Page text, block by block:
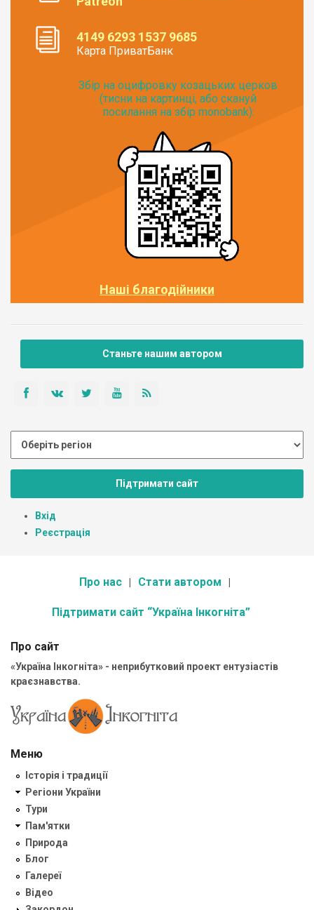
4149 6293 1537 9685
Карта ПриватБанк
Збір на оцифровку козацьких церков
(тисни на картинці, або скануй
посилання на збір monobank):
Наші благодійники
Станьте нашим автором
Підтримати сайт
Вхід
Реєстрація
Про нас Стати автором
Підтримати сайт “Україна Інкогніта”
Про сайт
«Україна Інкогніта» - неприбутковий проект ентузіастів
краєзнавства.
Меню
Історія і традиції
Регіони України
Тури
Пам'ятки
Природа
Блог
Галереї
Відео